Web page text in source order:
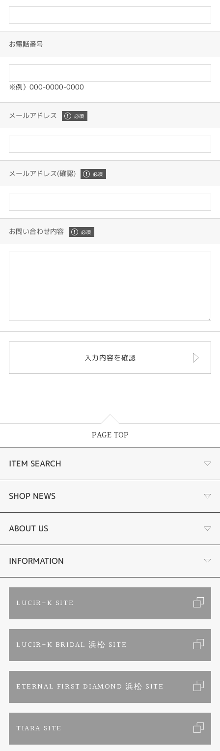
お電話番号
※例）000-0000-0000
メールアドレス
メールアドレス(確認)
お問い合わせ内容
PAGE TOP
ITEM SEARCH
婚約指輪 結婚指輪
ラボグロウンダイヤモンド婚約指輪
手作り結婚指輪
手作りペアリング
カラー発色ジュエリー
パーマネントジュエリー
SHOP NEWS
商品一覧
ブランドリスト
リフォーム
ABOUT US
店舗情報・会社概要
お問い合わせ
INFORMATION
LUCIR-K SITE
LUCIR-K BRIDAL 浜松 SITE
ETERNAL FIRST DIAMOND 浜松 SITE
TIARA SITE